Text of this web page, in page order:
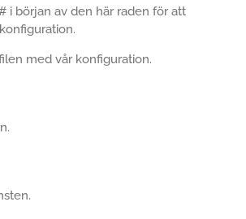
i början av den här raden för att
med vår konfiguration.